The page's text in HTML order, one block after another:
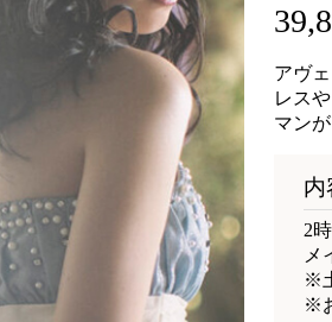
アヴ
レス
マン
内
2
メ
※
※